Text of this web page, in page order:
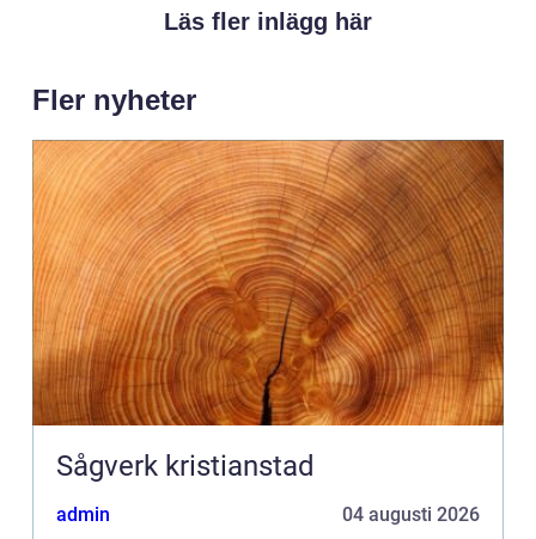
Läs fler inlägg här
Fler nyheter
Sågverk kristianstad
admin 04 augusti 2026